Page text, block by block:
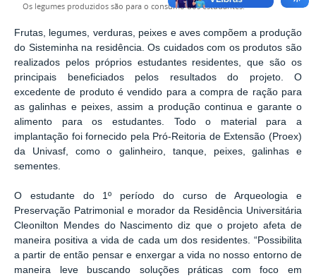
Os legumes produzidos são para o consumo dos estudantes.
Frutas, legumes, verduras, peixes e aves compõem a produção
do Sisteminha na residência. Os cuidados com os produtos são
realizados pelos próprios estudantes residentes, que são os
principais beneficiados pelos resultados do projeto. O
excedente de produto é vendido para a compra de ração para
as galinhas e peixes, assim a produção continua e garante o
alimento para os estudantes. Todo o material para a
implantação foi fornecido pela Pró-Reitoria de Extensão (Proex)
da Univasf, como o galinheiro, tanque, peixes, galinhas e
sementes.
O estudante do 1º período do curso de Arqueologia e
Preservação Patrimonial e morador da Residência Universitária
Cleonilton Mendes do Nascimento diz que o projeto afeta de
maneira positiva a vida de cada um dos residentes. “Possibilita
a partir de então pensar e enxergar a vida no nosso entorno de
maneira leve buscando soluções práticas com foco em